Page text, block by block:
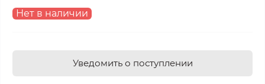
Нет в наличии
Уведомить о поступлении